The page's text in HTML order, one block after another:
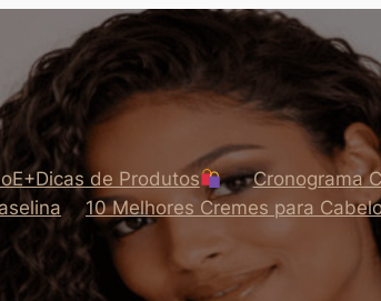
de Produtos Cronograma
10 Melhores Cremes para